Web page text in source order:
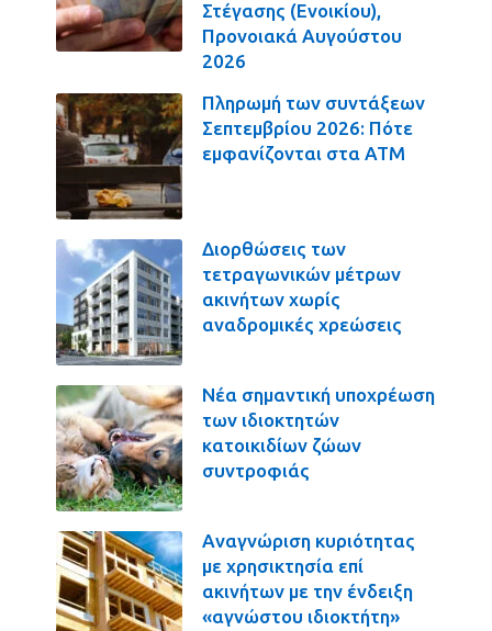
Στέγασης (Ενοικίου),
Προνοιακά Αυγούστου
2026
Πληρωμή των συντάξεων
Σεπτεμβρίου 2026: Πότε
εμφανίζονται στα ΑΤΜ
Διορθώσεις των
τετραγωνικών μέτρων
ακινήτων χωρίς
αναδρομικές χρεώσεις
Νέα σημαντική υποχρέωση
των ιδιοκτητών
κατοικιδίων ζώων
συντροφιάς
Αναγνώριση κυριότητας
με χρησικτησία επί
ακινήτων με την ένδειξη
«αγνώστου ιδιοκτήτη»